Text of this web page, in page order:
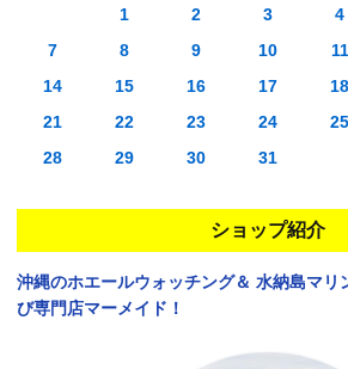
1
2 3 4
7
8 9 10 11
14
15 16 17 18
21
22 23 24 25
28
29 30 31
ショップ紹介
沖縄のホエールウォッチング＆ 水納島マリ
び専門店マーメイド！